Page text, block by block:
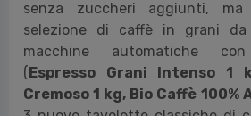
senza zuccheri aggiunti,
selezione di caffè in grani
macchine automatiche
(Espresso Grani Intenso 1
Cremoso 1 kg, Bio Caffè 100%